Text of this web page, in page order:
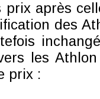
prix après
des
les
prix :